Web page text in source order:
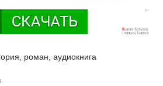
роман, аудиокнига